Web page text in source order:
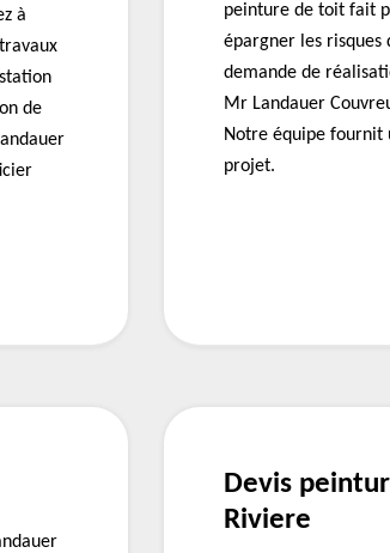
à
de
peinture de toit fait
épargner les risques
demande de
Mr Landauer
Notre équipe fournit
projet.
Devis
Riviere